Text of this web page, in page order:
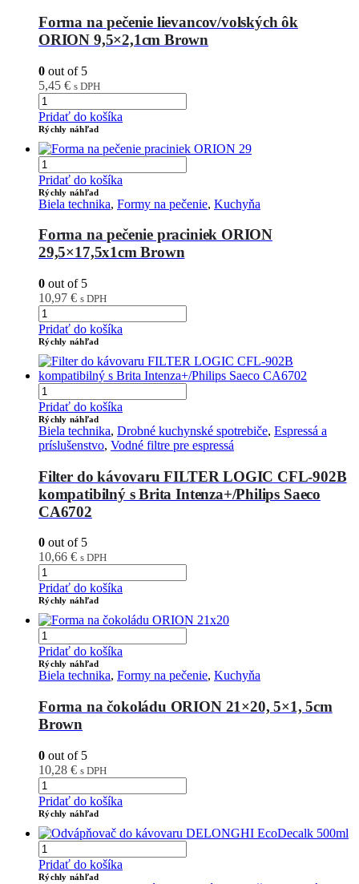
Forma na pečenie lievancov/volských ôk
ORION 9,5×2,1cm Brown
0 out of 5
5,45 € s DPH
Pridať do košíka
Rýchly náhľad
Pridať do košíka
Rýchly náhľad
Biela technika, Formy na pečenie, Kuchyňa
Forma na pečenie praciniek ORION
29,5×17,5x1cm Brown
0 out of 5
10,97 € s DPH
Pridať do košíka
Rýchly náhľad
Pridať do košíka
Rýchly náhľad
Biela technika, Drobné kuchynské spotrebiče, Espressá a
príslušenstvo, Vodné filtre pre espressá
Filter do kávovaru FILTER LOGIC CFL-902B
kompatibilný s Brita Intenza+/Philips Saeco
CA6702
0 out of 5
10,66 € s DPH
Pridať do košíka
Rýchly náhľad
Pridať do košíka
Rýchly náhľad
Biela technika, Formy na pečenie, Kuchyňa
Forma na čokoládu ORION 21×20, 5×1, 5cm
Brown
0 out of 5
10,28 € s DPH
Pridať do košíka
Rýchly náhľad
Pridať do košíka
Rýchly náhľad